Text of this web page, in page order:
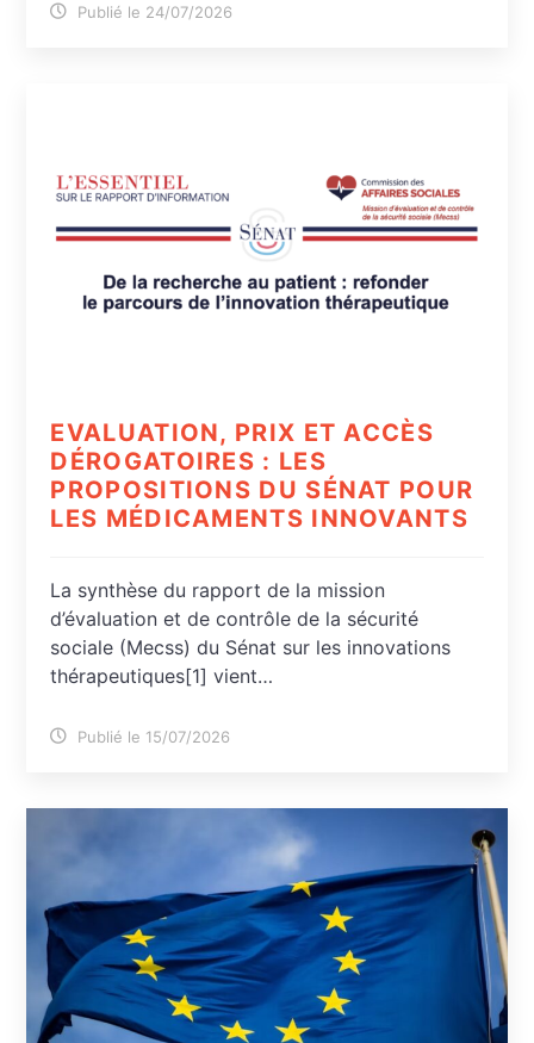
Publié le 24/07/2026
EVALUATION, PRIX ET ACCÈS
DÉROGATOIRES : LES
PROPOSITIONS DU SÉNAT POUR
LES MÉDICAMENTS INNOVANTS
La synthèse du rapport de la mission
d’évaluation et de contrôle de la sécurité
sociale (Mecss) du Sénat sur les innovations
thérapeutiques[1] vient…
Publié le 15/07/2026